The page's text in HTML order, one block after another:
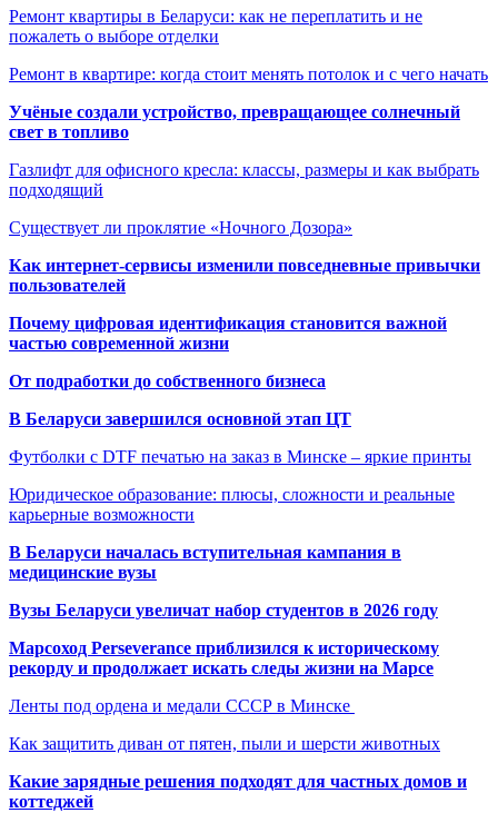
Ремонт квартиры в Беларуси: как не переплатить и не
пожалеть о выборе отделки
Ремонт в квартире: когда стоит менять потолок и с чего начать
Учёные создали устройство, превращающее солнечный
свет в топливо
Газлифт для офисного кресла: классы, размеры и как выбрать
подходящий
Существует ли проклятие «Ночного Дозора»
Как интернет-сервисы изменили повседневные привычки
пользователей
Почему цифровая идентификация становится важной
частью современной жизни
От подработки до собственного бизнеса
В Беларуси завершился основной этап ЦТ
Футболки с DTF печатью на заказ в Минске – яркие принты
Юридическое образование: плюсы, сложности и реальные
карьерные возможности
В Беларуси началась вступительная кампания в
медицинские вузы
Вузы Беларуси увеличат набор студентов в 2026 году
Марсоход Perseverance приблизился к историческому
рекорду и продолжает искать следы жизни на Марсе
Ленты под ордена и медали СССР в Минске
Как защитить диван от пятен, пыли и шерсти животных
Какие зарядные решения подходят для частных домов и
коттеджей